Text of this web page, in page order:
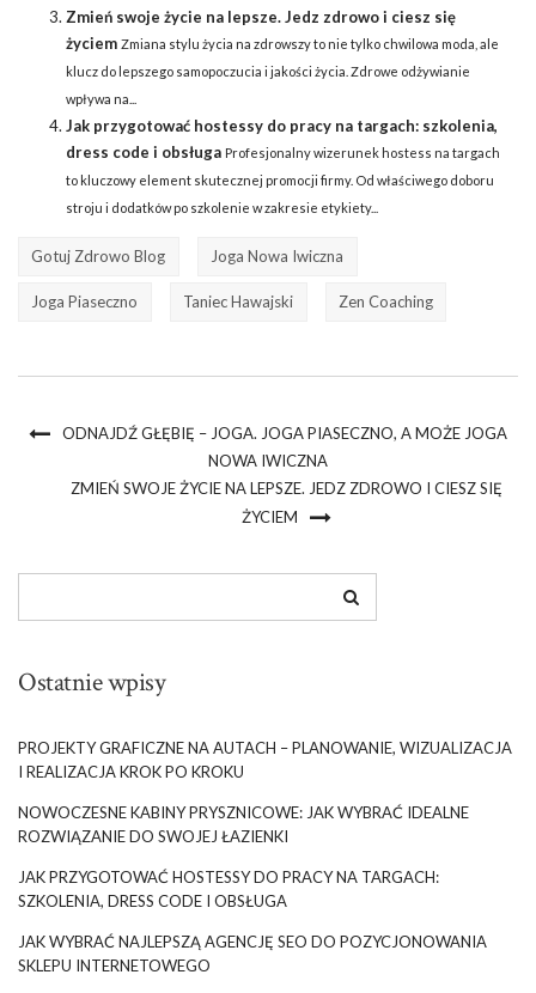
Zmień swoje życie na lepsze. Jedz zdrowo i ciesz się
życiem Zmiana stylu życia na zdrowszy to nie tylko chwilowa moda, ale
klucz do lepszego samopoczucia i jakości życia. Zdrowe odżywianie
wpływa na...
Jak przygotować hostessy do pracy na targach: szkolenia,
dress code i obsługa Profesjonalny wizerunek hostess na targach
to kluczowy element skutecznej promocji firmy. Od właściwego doboru
stroju i dodatków po szkolenie w zakresie etykiety...
Gotuj Zdrowo Blog Joga Nowa Iwiczna
Joga Piaseczno Taniec Hawajski Zen Coaching
ODNAJDŹ GŁĘBIĘ – JOGA. JOGA PIASECZNO, A MOŻE JOGA
NOWA IWICZNA
ZMIEŃ SWOJE ŻYCIE NA LEPSZE. JEDZ ZDROWO I CIESZ SIĘ
ŻYCIEM
Ostatnie wpisy
PROJEKTY GRAFICZNE NA AUTACH – PLANOWANIE, WIZUALIZACJA
I REALIZACJA KROK PO KROKU
NOWOCZESNE KABINY PRYSZNICOWE: JAK WYBRAĆ IDEALNE
ROZWIĄZANIE DO SWOJEJ ŁAZIENKI
JAK PRZYGOTOWAĆ HOSTESSY DO PRACY NA TARGACH:
SZKOLENIA, DRESS CODE I OBSŁUGA
JAK WYBRAĆ NAJLEPSZĄ AGENCJĘ SEO DO POZYCJONOWANIA
SKLEPU INTERNETOWEGO